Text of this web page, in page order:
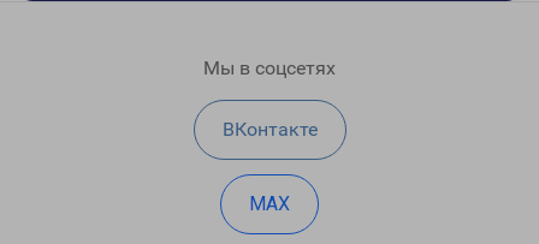
Мы в соцсетях
ВКонтакте
MAX